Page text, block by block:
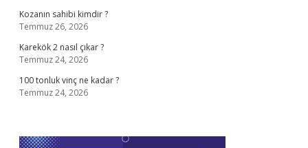
Kozanın sahibi kimdir ?
Temmuz 26, 2026
Karekök 2 nasıl çıkar ?
Temmuz 24, 2026
100 tonluk vinç ne kadar ?
Temmuz 24, 2026